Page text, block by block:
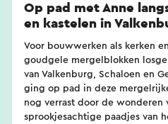
Op pad met Anne
en kastelen in
Voor bouwwerken als kerken
goudgele mergelblokken
van Valkenburg, Schaloen en
ging op pad in deze
nog verrast door de wonderen
sprookjesachtige paadjes van